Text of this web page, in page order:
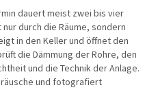
dauert meist zwei bis vier
durch die Räume, sondern
in den Keller und öffnet den
die Dämmung der Rohre, den
und die Technik der Anlage.
und fotografiert